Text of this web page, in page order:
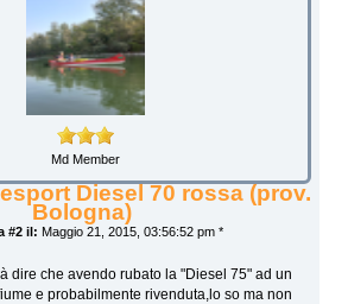
Md Member
Diesel 70 rossa (prov.
Bologna)
#2 il: Maggio 21, 2015, 03:56:52 pm *
dire che avendo rubato la "Diesel 75" ad un
e probabilmente rivenduta,lo so ma non